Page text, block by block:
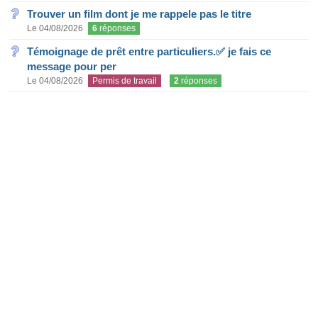
Trouver un film dont je me rappele pas le titre
Le 04/08/2026 6 réponses
Témoignage de prêt entre particuliers.✅ je fais ce
message pour per
Le 04/08/2026 Permis de travail 2 réponses